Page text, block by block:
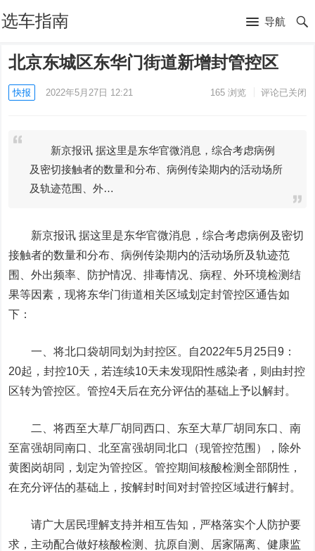
选车指南 导航
北京东城区东华门街道新增封管控区
快报 2022年5月27日 12:21 165浏览 评论已关闭
新京报讯 据这里是东华官微消息，综合考虑病例
及密切接触者的数量和分布、病例传染期内的活动场所
及轨迹范围、外…
新京报讯 据这里是东华官微消息，综合考虑病例及密切
接触者的数量和分布、病例传染期内的活动场所及轨迹范
围、外出频率、防护情况、排毒情况、病程、外环境检测结
果等因素，现将东华门街道相关区域划定封管控区通告如
下：
一、将北口袋胡同划为封控区。自2022年5月25日9：
20起，封控10天，若连续10天未发现阳性感染者，则由封控
区转为管控区。管控4天后在充分评估的基础上予以解封。
二、将西至大草厂胡同西口、东至大草厂胡同东口、南
至富强胡同南口、北至富强胡同北口（现管控范围），除外
黄图岗胡同，划定为管控区。管控期间核酸检测全部阴性，
在充分评估的基础上，按解封时间对封管控区域进行解封。
请广大居民理解支持并相互告知，严格落实个人防护要
求，主动配合做好核酸检测、抗原自测、居家隔离、健康监